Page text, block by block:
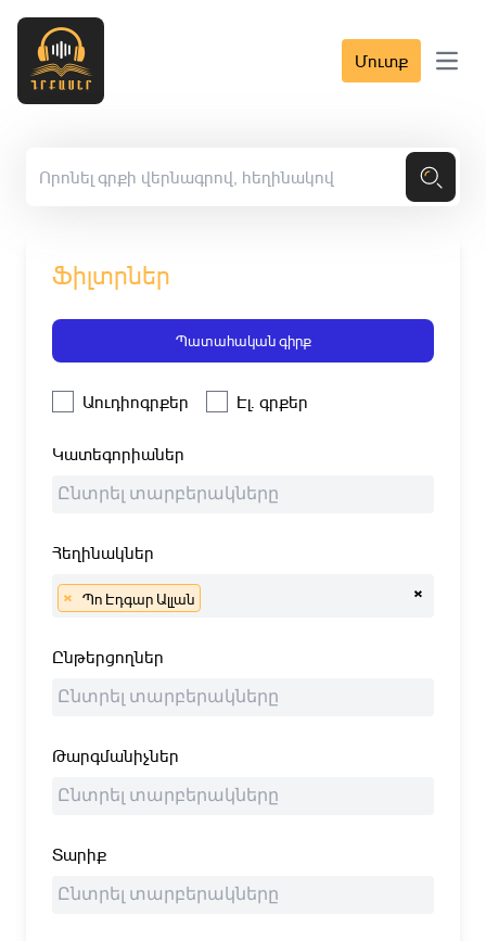
Մուտք Open
Ֆիլտրներ
Պատահական գիրք
Աուդիոգրքեր Էլ. գրքեր
Կատեգորիաներ
Հեղինակներ
×
× Պո Էդգար Ալլան
Ընթերցողներ
Թարգմանիչներ
Տարիք